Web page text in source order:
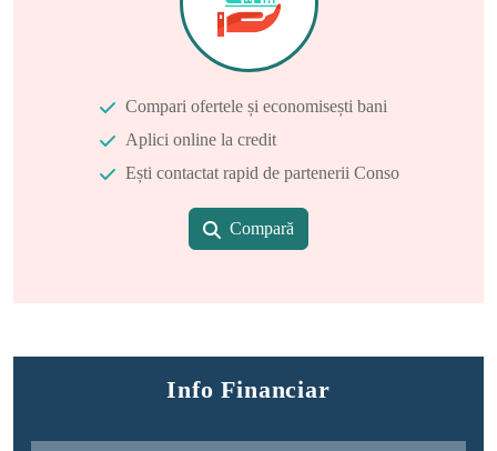
Compari ofertele și economisești bani
Aplici online la credit
Ești contactat rapid de partenerii Conso
Compară
Info Financiar